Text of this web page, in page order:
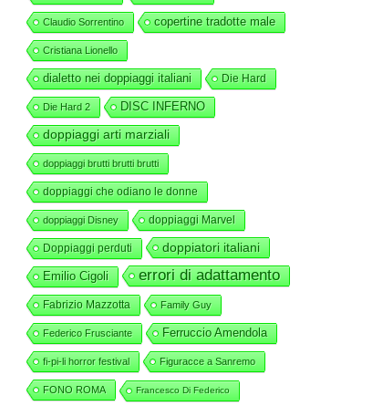
Claudio Sorrentino copertine tradotte male
Cristiana Lionello
dialetto nei doppiaggi italiani Die Hard
Die Hard 2 DISC INFERNO
doppiaggi arti marziali
doppiaggi brutti brutti brutti
doppiaggi che odiano le donne
doppiaggi Disney doppiaggi Marvel
Doppiaggi perduti doppiatori italiani
Emilio Cigoli errori di adattamento
Fabrizio Mazzotta Family Guy
Federico Frusciante Ferruccio Amendola
fi-pi-li horror festival Figuracce a Sanremo
FONO ROMA Francesco Di Federico